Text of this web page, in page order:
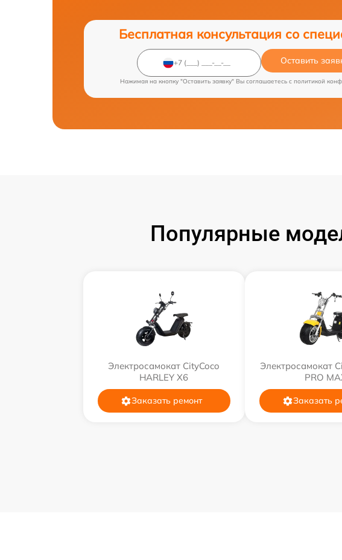
Бесплатная консультация со
Оставить
Нажимая на кнопку "Оставить заявку" Вы соглашаетесь c политикой
Популярные
Электросамокат CityCoco
HARLEY X6
Заказать ремонт
Электросамокат
PRO
Заказать